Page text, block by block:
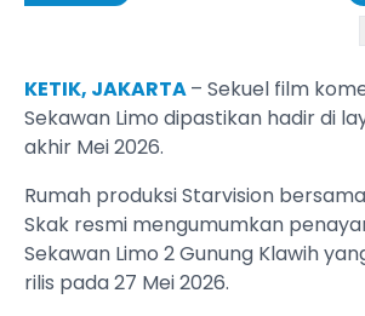
KETIK, JAKARTA– Sekuel film
Sekawan Limo dipastikan hadir di
akhir Mei 2026.
Rumah produksi Starvision
Skak resmi mengumumkan
Sekawan Limo 2 Gunung Klawih
rilis pada 27 Mei 2026.